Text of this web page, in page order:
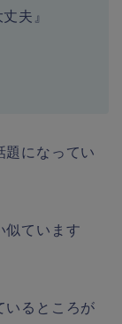
夫』
題になってい
似ています
いるところが